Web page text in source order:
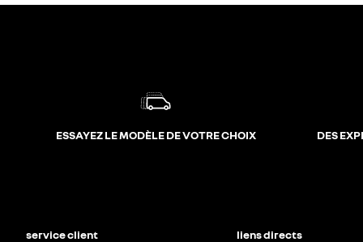
ESSAYEZ LE MODÈLE DE VOTRE CHOIX DES
service client liens directs